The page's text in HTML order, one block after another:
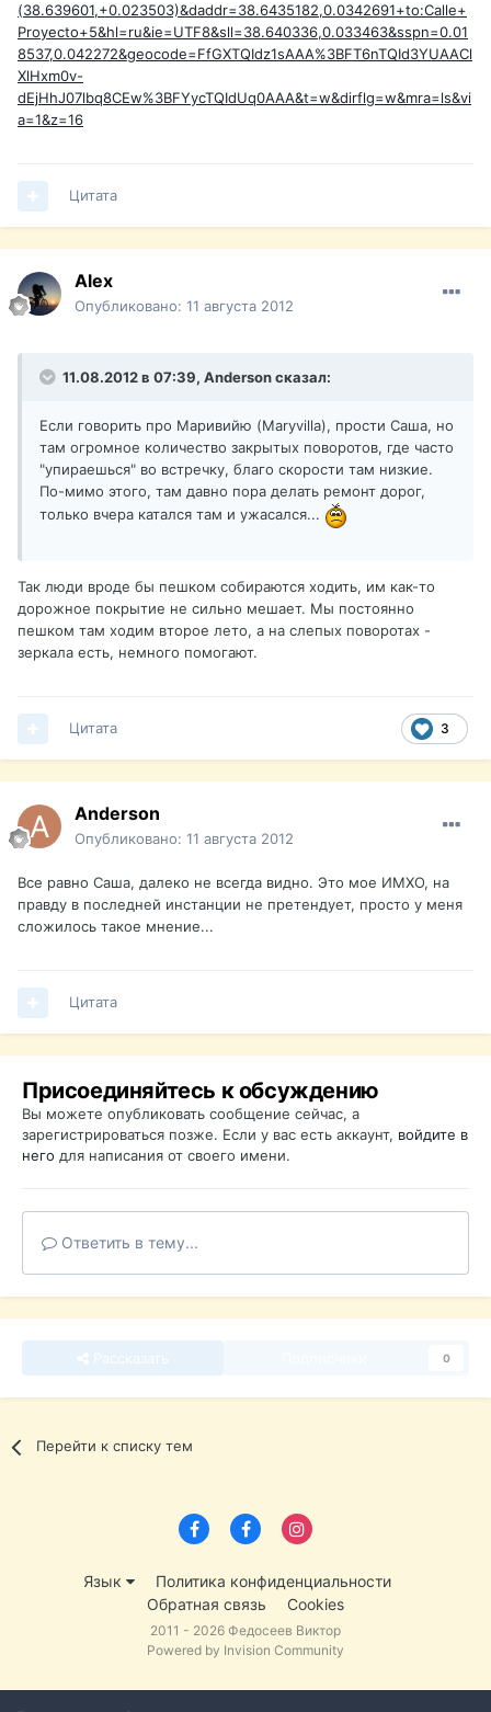
(38.639601,+0.023503)&daddr=38.6435182,0.0342691+to:Calle+
Proyecto+5&hl=ru&ie=UTF8&sll=38.640336,0.033463&sspn=0.01
8537,0.042272&geocode=FfGXTQIdz1sAAA%3BFT6nTQId3YUAACl
XlHxm0v-
dEjHhJ07lbq8CEw%3BFYycTQIdUq0AAA&t=w&dirflg=w&mra=ls&vi
a=1&z=16
Цитата
Alex
Опубликовано: 11 августа 2012
11.08.2012 в 07:39, Anderson сказал:
Если говорить про Маривийю (Maryvilla), прости Саша, но
там огромное количество закрытых поворотов, где часто
"упираешься" во встречку, благо скорости там низкие.
По-мимо этого, там давно пора делать ремонт дорог,
только вчера катался там и ужасался...
Так люди вроде бы пешком собираются ходить, им как-то
дорожное покрытие не сильно мешает. Мы постоянно
пешком там ходим второе лето, а на слепых поворотах -
зеркала есть, немного помогают.
3
Цитата
Anderson
Опубликовано: 11 августа 2012
Все равно Саша, далеко не всегда видно. Это мое ИМХО, на
правду в последней инстанции не претендует, просто у меня
сложилось такое мнение...
Цитата
Присоединяйтесь к обсуждению
Вы можете опубликовать сообщение сейчас, а
зарегистрироваться позже. Если у вас есть аккаунт, войдите в
него для написания от своего имени.
Ответить в тему...
0
Перейти к списку тем
Язык
Политика конфиденциальности
Обратная связь
Cookies
2011 - 2026 Федосеев Виктор
Powered by Invision Community